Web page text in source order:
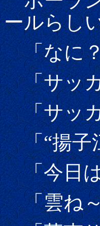
ールらし
「なに
「サッカ
「サッ
「“揚子
「今日は
「雲ね～